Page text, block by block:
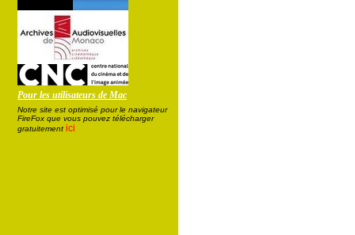
Pour les utilisateurs de Mac
Notre site est optimisé pour le navigateur
FireFox que vous pouvez télécharger
gratuitement ici